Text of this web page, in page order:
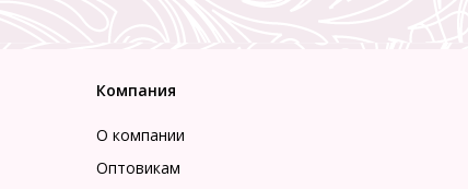
Компания
О компании
Оптовикам